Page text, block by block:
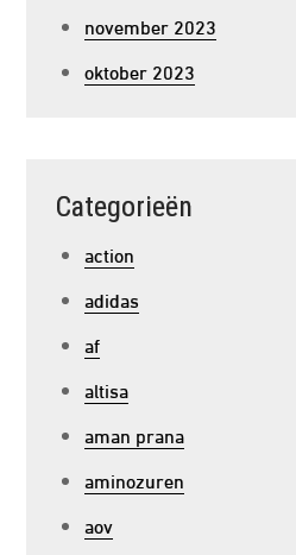
november 2023
oktober 2023
Categorieën
action
adidas
af
altisa
aman prana
aminozuren
aov